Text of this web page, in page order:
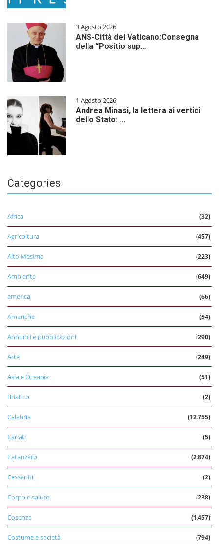
3 Agosto 2026
ANS-Città del Vaticano:Consegna
della “Positio sup…
1 Agosto 2026
Andrea Minasi, la lettera ai vertici
dello Stato: …
Categories
Africa (32)
Agricoltura (457)
Alto Mesima (223)
Ambiente (649)
america (66)
Americhe (54)
Annunci e pubblicazioni (290)
Arte (249)
Asia e Oceania (51)
Briatico (2)
Calabria (12.755)
Cariati (5)
Catanzaro (2.874)
Cessaniti (2)
Corpo e salute (238)
Cosenza (1.457)
Costume e società (794)